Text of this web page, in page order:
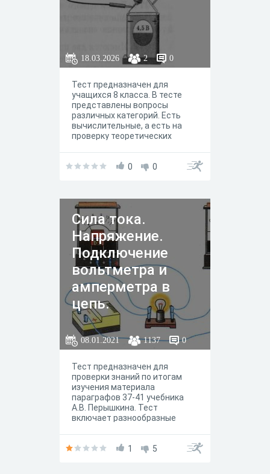
18.03.2026 2 0
Тест предназначен для
учащихся 8 класса. В тесте
представлены вопросы
различных категорий. Есть
вычислительные, а есть на
проверку теоретических
0 0
Сила тока.
Напряжение.
Подключение
вольтметра и
амперметра в
цепь.
08.01.2021 1137 0
Тест предназначен для
проверки знаний по итогам
изучения материала
параграфов 37-41 учебника
А.В. Перышкина. Тест
включает разнообразные
электрического заряда,
1 5